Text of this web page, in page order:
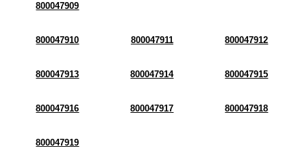
800047909
800047910 800047911 800047912
800047913 800047914 800047915
800047916 800047917 800047918
800047919